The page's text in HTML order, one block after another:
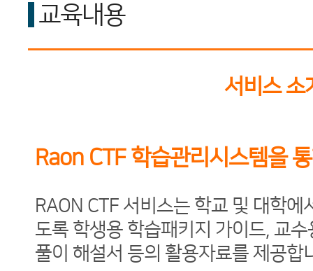
교육내용
서비스
Raon CTF 학습관리시스템을
RAON CTF 서비스는 학교 및 대학
도록 학생용 학습패키지 가이드, 교
풀이 해설서 등의 활용자료를 제공합